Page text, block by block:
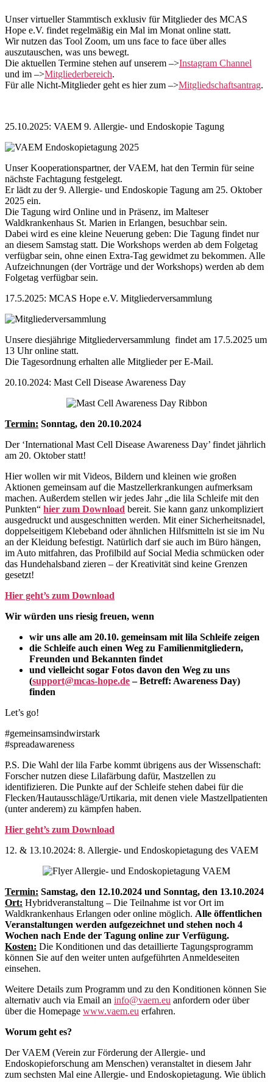
Unser virtueller Stammtisch exklusiv für Mitglieder des MCAS
Hope e.V. findet regelmäßig ein Mal im Monat online statt.
Wir nutzen das Tool Zoom, um uns face to face über alles
auszutauschen, was uns bewegt.
Die aktuellen Termine stehen auf unserem –>Instagram Channel
und im –>Mitgliederbereich.
Für alle Nicht-Mitglieder geht es hier zum –>Mitgliedschaftsantrag.
25.10.2025: VAEM 9. Allergie- und Endoskopie Tagung
Unser Kooperationspartner, der VAEM, hat den Termin für seine
nächste Fachtagung festgelegt.
Er lädt zu der 9. Allergie- und Endoskopie Tagung am 25. Oktober
2025 ein.
Die Tagung wird Online und in Präsenz, im Malteser
Waldkrankenhaus St. Marien in Erlangen, besuchbar sein.
Dabei wird es eine kleine Neuerung geben: Die Tagung findet nur
an diesem Samstag statt. Die Workshops werden ab dem Folgetag
verfügbar sein, ohne einen Extra-Tag gewidmet zu bekommen. Alle
Aufzeichnungen (der Vorträge und der Workshops) werden ab dem
Folgetag verfügbar sein.
17.5.2025: MCAS Hope e.V. Mitgliederversammlung
Unsere diesjährige Mitgliederversammlung findet am 17.5.2025 um
13 Uhr online statt.
Die Tagesordnung erhalten alle Mitglieder per E-Mail.
20.10.2024: Mast Cell Disease Awareness Day
Termin: Sonntag, den 20.10.2024
Der ‘International Mast Cell Disease Awareness Day’ findet jährlich
am 20. Oktober statt!
Hier wollen wir mit Videos, Bildern und kleinen wie großen
Aktionen gemeinsam auf die Mastzellerkrankungen aufmerksam
machen. Außerdem stellen wir jedes Jahr „die lila Schleife mit den
Punkten“ hier zum Download bereit. Sie kann ganz unkompliziert
ausgedruckt und ausgeschnitten werden. Mit einer Sicherheitsnadel,
doppelseitigem Klebeband oder ähnlichen Hilfsmitteln ist sie im Nu
an der Kleidung befestigt. Natürlich darf sie auch im Büro hängen,
im Auto mitfahren, das Profilbild auf Social Media schmücken oder
das Hundehalsband zieren – der Kreativität sind keine Grenzen
gesetzt!
Hier geht’s zum Download
Wir würden uns riesig freuen, wenn
wir uns alle am 20.10. gemeinsam mit lila Schleife zeigen
die Schleife auch einen Weg zu Familienmitgliedern,
Freunden und Bekannten findet
und vielleicht sogar Fotos davon den Weg zu uns
(support@mcas-hope.de– Betreff: Awareness Day)
finden
Let’s go!
#gemeinsamsindwirstark
#spreadawareness
P.S. Die Wahl der lila Farbe kommt übrigens aus der Wissenschaft:
Forscher nutzen diese Lilafärbung dafür, Mastzellen zu
identifizieren. Die Punkte auf der Schleife stehen dabei für die
Flecken/Hautausschläge/Urtikaria, mit denen viele Mastzellpatienten
(unter anderem) zu kämpfen haben.
Hier geht’s zum Download
12. & 13.10.2024: 8. Allergie- und Endoskopietagung des VAEM
Termin: Samstag, den 12.10.2024 und Sonntag, den 13.10.2024
Ort: Hybridveranstaltung – Die Teilnahme ist vor Ort im
Waldkrankenhaus Erlangen oder online möglich. Alle öffentlichen
Veranstaltungen werden aufgezeichnet und stehen noch 4
Wochen nach Ende der Tagung online zur Verfügung.
Kosten: Die Konditionen und das detaillierte Tagungsprogramm
können Sie auf den weiter unten aufgeführten Anmeldeseiten
einsehen.
Weitere Details zum Programm und zu den Konditionen können Sie
alternativ auch via Email an info@vaem.eu anfordern oder über
über die Homepage www.vaem.eu erfahren.
Worum geht es?
Der VAEM (Verein zur Förderung der Allergie- und
Endoskopieforschung am Menschen) veranstaltet in diesem Jahr
zum sechsten Mal eine Allergie- und Endoskopietagung. Wie üblich